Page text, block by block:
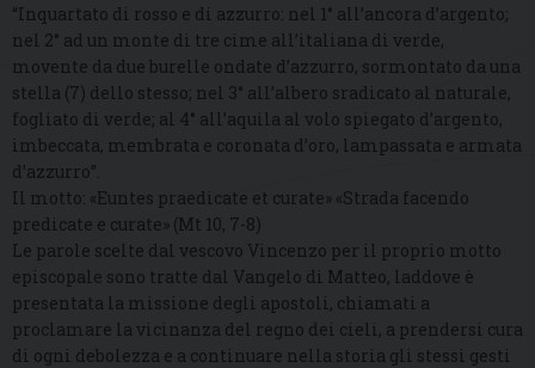
“Inquartato di rosso e di azzurro: nel 1° all’ancora d’argento;
nel 2° ad un monte di tre cime all’italiana di verde,
movente da due burelle ondate d’azzurro, sormontato da una
stella (7) dello stesso; nel 3° all’albero sradicato al naturale,
fogliato di verde; al 4° all’aquila al volo spiegato d’argento,
imbeccata, membrata e coronata d’oro, lampassata e armata
d’azzurro”.
Il motto: «Euntes praedicate et curate» «Strada facendo
predicate e curate» (Mt 10, 7-8)
Le parole scelte dal vescovo Vincenzo per il proprio motto
episcopale sono tratte dal Vangelo di Matteo, laddove è
presentata la missione degli apostoli, chiamati a
proclamare la vicinanza del regno dei cieli, a prendersi cura
di ogni debolezza e a continuare nella storia gli stessi gesti